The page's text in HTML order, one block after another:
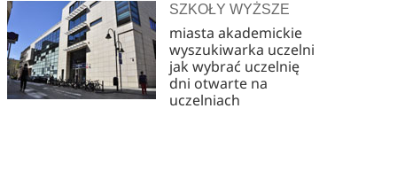
SZKOŁY WYŻSZE
miasta akademickie
wyszukiwarka uczelni
jak wybrać uczelnię
dni otwarte na
uczelniach